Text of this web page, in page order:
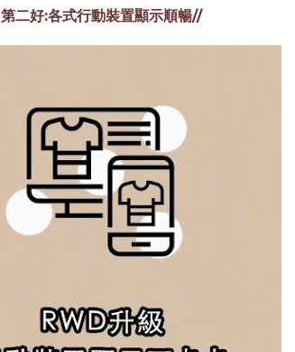
第二好:各式行動裝置顯示順暢//